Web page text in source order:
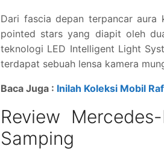
Dari fascia depan terpancar aura
pointed stars yang diapit oleh
teknologi LED Intelligent Light
terdapat sebuah lensa kamera
Baca Juga : Inilah Koleksi Mobil
Review
Samping